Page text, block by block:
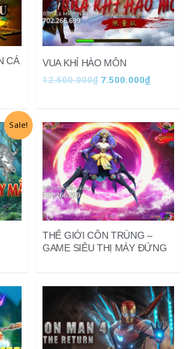
CÁ
VUA KHỈ HÀO MÔN
12.500.000₫ 7.500.000₫
Sale!
THẾ GIỚI CÔN TRÙNG –
GAME SIÊU THỊ MÁY ĐỨNG